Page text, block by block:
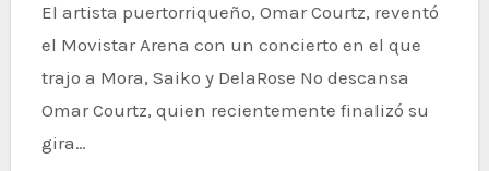
El artista puertorriqueño, Omar Courtz, reventó
el Movistar Arena con un concierto en el que
trajo a Mora, Saiko y DelaRose No descansa
Omar Courtz, quien recientemente finalizó su
gira…